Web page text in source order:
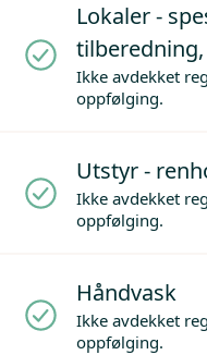
Lokaler -
Ikke avdekket
oppfølging.
Utstyr -
Ikke avdekket
oppfølging.
Håndvask
Ikke avdekket
oppfølging.